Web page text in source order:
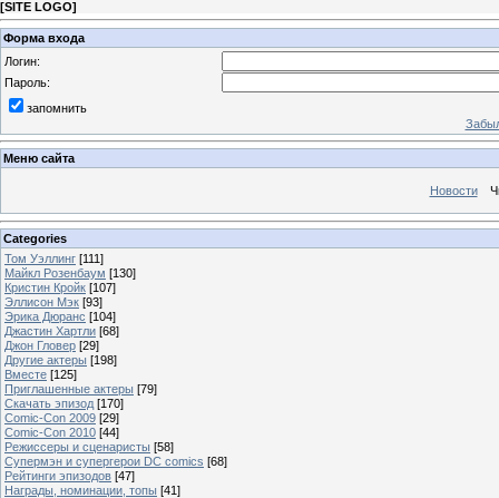
[SITE LOGO]
Форма входа
Логин:
Пароль:
запомнить
Меню сайта
Новости
Categories
Том Уэллинг [111]
Майкл Розенбаум [130]
Кристин Кройк [107]
Эллисон Мэк [93]
Эрика Дюранс [104]
Джастин Хартли [68]
Джон Гловер [29]
Другие актеры [198]
Вместе [125]
Приглашенные актеры [79]
Скачать эпизод [170]
Comic-Con 2009 [29]
Comic-Con 2010 [44]
Режиссеры и сценаристы [58]
Супермэн и супергерои DC comics [68]
Рейтинги эпизодов [47]
Награды, номинации, топы [41]